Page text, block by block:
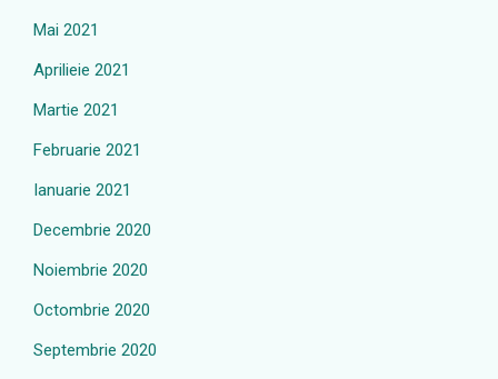
Mai 2021
Aprilieie 2021
Martie 2021
Februarie 2021
Ianuarie 2021
Decembrie 2020
Noiembrie 2020
Octombrie 2020
Septembrie 2020